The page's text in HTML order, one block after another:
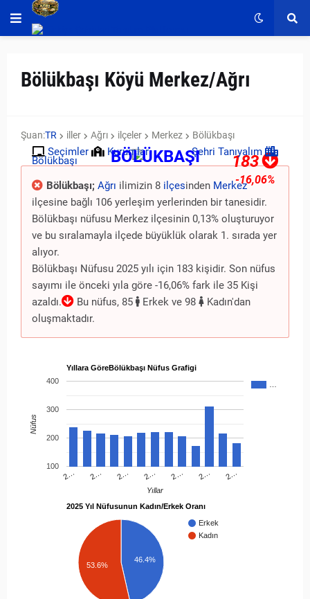
Bölükbaşı Köyü Merkez/Ağrı
Şuan:TR iller Ağrı ilçeler Merkez Bölükbaşı
Seçimler Kurumlar
Bölükbaşı 183
-16,06%
Şehri Tanıyalım
BÖLÜKBAŞI
Bölükbaşı; Ağrı ilimizin 8 ilçesinden Merkez
ilçesine bağlı 106 yerleşim yerlerinden bir tanesidir.
Bölükbaşı nüfusu Merkez ilçesinin 0,13% oluşturuyor
ve bu sıralamayla ilçede büyüklük olarak 1. sırada yer
alıyor.
Bölükbaşı Nüfusu 2025 yılı için 183 kişidir. Son nüfus
sayımı ile önceki yıla göre -16,06% fark ile 35 Kişi
azaldı.
Bu nüfus, 85 Erkek ve 98
Kadın'dan
oluşmaktadır.
Yıllara GöreBölükbaşı Nüfus Grafigi
2… 2… 2… 2… 2… 2… 2…
100
200
300
400
Yıllar
Nüfus
2025 Yıl Nüfusunun Kadın/Erkek Oranı
Erkek
Kadın
46.4%
53.6%